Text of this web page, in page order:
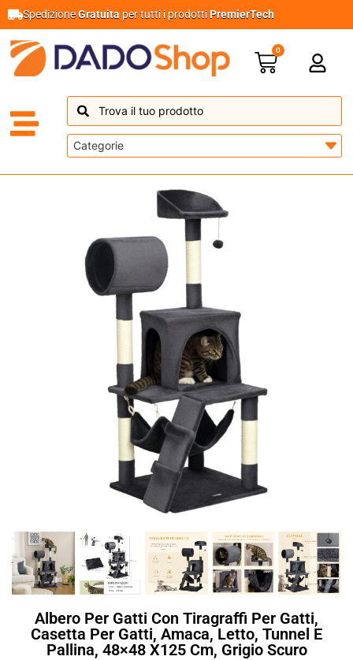
SpedizioneGratuita per tutti i prodottiPremierTech
0
Albero Per Gatti Con Tiragraffi Per Gatti,
Casetta Per Gatti, Amaca, Letto, Tunnel E
Pallina, 48×48 X125 Cm, Grigio Scuro